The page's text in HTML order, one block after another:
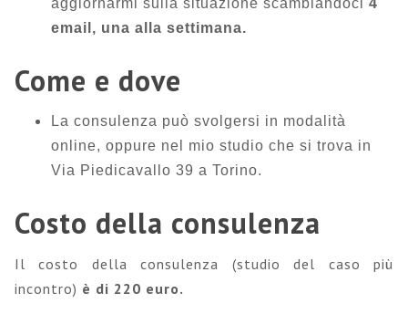
email, una alla settimana.
Come e dove
La consulenza può svolgersi in modalità
online, oppure nel mio studio che si trova in
Via Piedicavallo 39 a Torino.
Costo della consulenza
Il costo della consulenza (studio del caso più
incontro) è di 220 euro.